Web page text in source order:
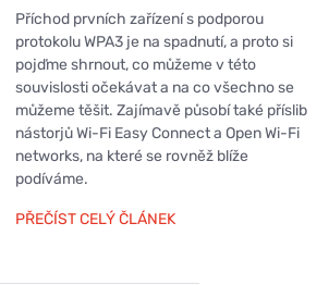
Příchod prvních zařízení s podporou
protokolu WPA3 je na spadnutí, a proto si
pojďme shrnout, co můžeme v této
souvislosti očekávat a na co všechno se
můžeme těšit. Zajímavě působí také příslib
nástorjů Wi-Fi Easy Connect a Open Wi-Fi
networks, na které se rovněž blíže
podíváme.
PŘEČÍST CELÝ ČLÁNEK